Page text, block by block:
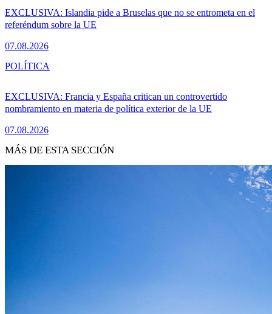
EXCLUSIVA: Islandia pide a Bruselas que no se entrometa en el
referéndum sobre la UE
07.08.2026
EXCLUSIVA: Francia y España critican un controvertido
nombramiento en materia de política exterior de la UE
07.08.2026
POLÍTICA
MÁS DE ESTA SECCIÓN